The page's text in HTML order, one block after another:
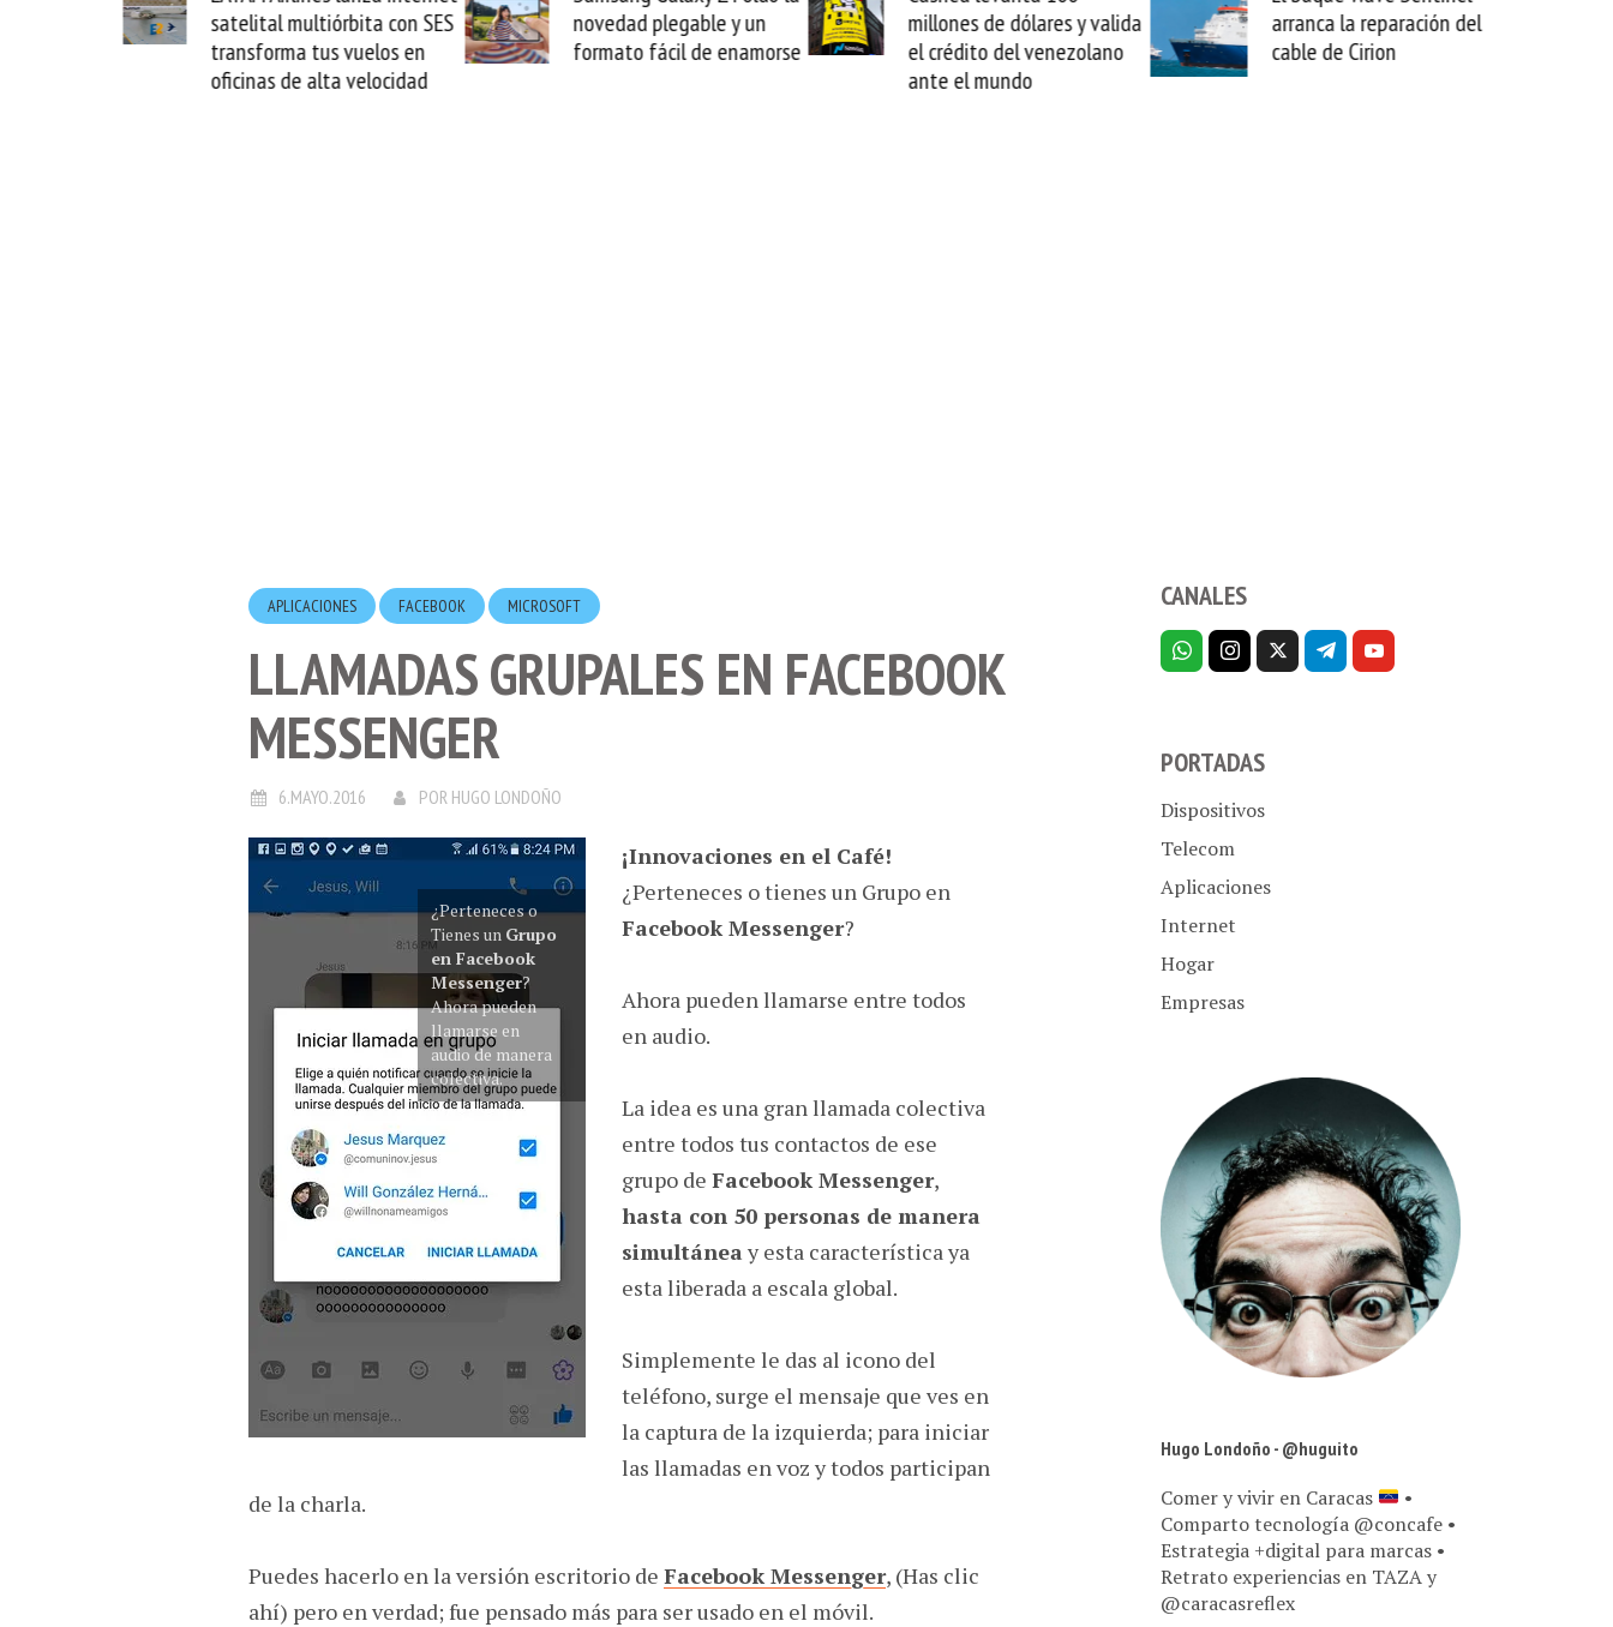
satelital multiórbita con SES
transforma tus vuelos en
oficinas de alta velocidad
novedad plegable y un
formato fácil de enamorse
millones de dólares y valida
el crédito del venezolano
ante el mundo
arranca la reparación del
cable de Cirion
sabemos todo
APLICACIONES FACEBOOK MICROSOFT
LLAMADAS GRUPALES EN FACEBOOK
MESSENGER
6.MAYO.2016 POR HUGO LONDOÑO
¿Perteneces o
Tienes un Grupo
en Facebook
Messenger?
Ahora pueden
llamarse en
audio de manera
colectiva.
¡Innovaciones en el Café!
¿Perteneces o tienes un Grupo en
Facebook Messenger?
Ahora pueden llamarse entre todos
en audio.
La idea es una gran llamada colectiva
entre todos tus contactos de ese
grupo de Facebook Messenger,
hasta con 50 personas de manera
simultánea y esta característica ya
esta liberada a escala global.
Simplemente le das al icono del
teléfono, surge el mensaje que ves en
la captura de la izquierda; para iniciar
las llamadas en voz y todos participan
de la charla.
Puedes hacerlo en la versión escritorio de Facebook Messenger, (Has clic
ahí) pero en verdad; fue pensado más para ser usado en el móvil.
CANALES
PORTADAS
Dispositivos
Telecom
Aplicaciones
Internet
Hogar
Empresas
Hugo Londoño - @huguito
Comer y vivir en Caracas
•
Comparto tecnología @concafe •
Estrategia +digital para marcas •
Retrato experiencias en TAZA y
@caracasreflex